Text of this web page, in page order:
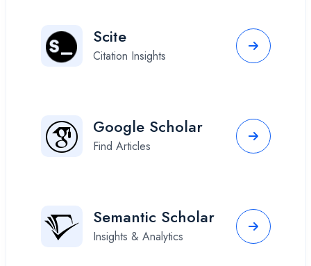
Scite
Citation Insights
Google Scholar
Find Articles
Semantic Scholar
Insights & Analytics